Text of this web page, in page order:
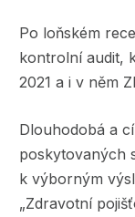
Po loňském
kontrolní audit,
2021 a i v něm
Dlouhodobá a
poskytovaných
k výborným
„Zdravotní